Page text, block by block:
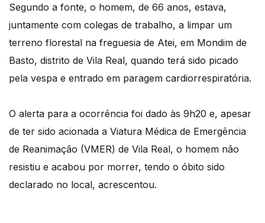
Segundo a fonte, o homem, de 66 anos, estava,
juntamente com colegas de trabalho, a limpar um
terreno florestal na freguesia de Atei, em Mondim de
Basto, distrito de Vila Real, quando terá sido picado
pela vespa e entrado em paragem cardiorrespiratória.
O alerta para a ocorrência foi dado às 9h20 e, apesar
de ter sido acionada a Viatura Médica de Emergência
de Reanimação (VMER) de Vila Real, o homem não
resistiu e acabou por morrer, tendo o óbito sido
declarado no local, acrescentou.